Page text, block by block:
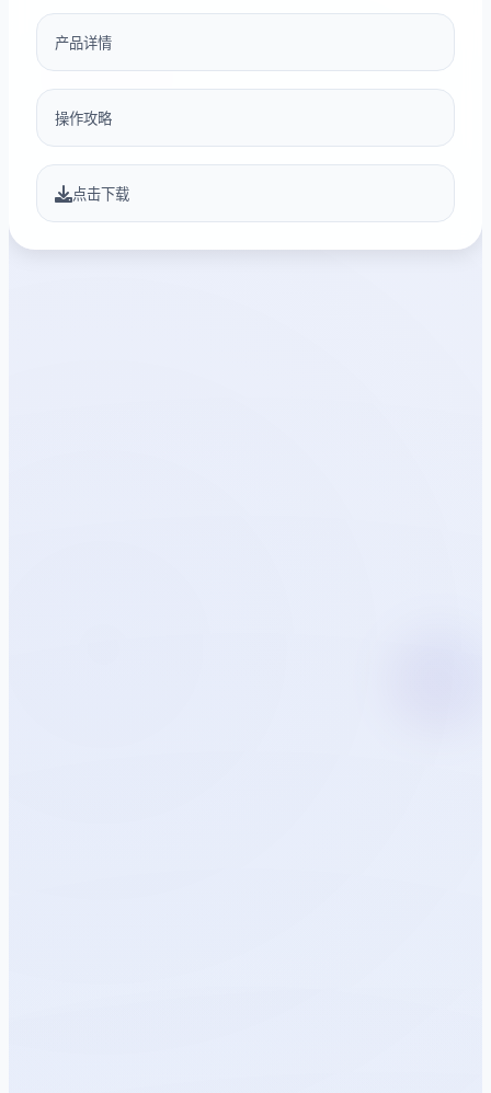
产品详情
操作攻略
点击下载